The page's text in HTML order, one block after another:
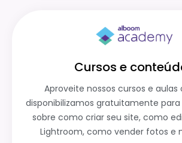
Cursos e
Aproveite nossos cursos e aulas
disponibilizamos gratuitamente para
sobre como criar seu site, como
Lightroom, como vender fotos e